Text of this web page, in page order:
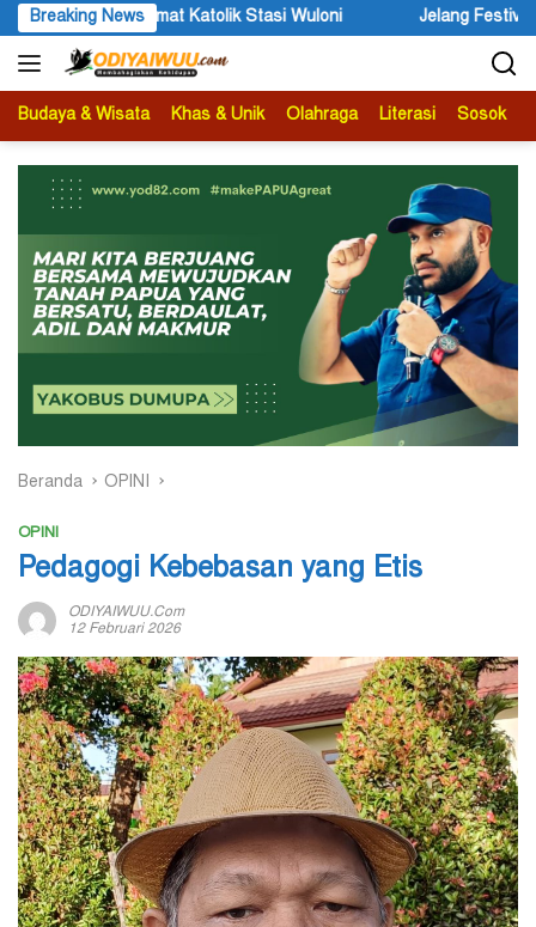
Langsung
ke
konten
Breaking News
Katolik Stasi Wuloni Jelang Festival Etnik Religi 2026,
Budaya & Wisata Khas & Unik Olahraga Literasi Sosok
Beranda OPINI
OPINI
Pedagogi Kebebasan yang Etis
ODIYAIWUU.com
12 Februari 2026